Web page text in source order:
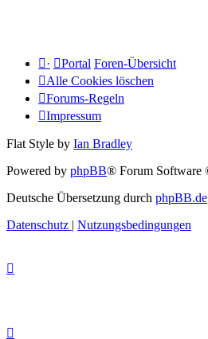
· Portal Foren-Übersicht
Alle Cookies löschen
Forums-Regeln
Impressum
Flat Style by Ian Bradley
Powered by phpBB® Forum Software
Deutsche Übersetzung durch phpBB.de
Datenschutz | Nutzungsbedingungen